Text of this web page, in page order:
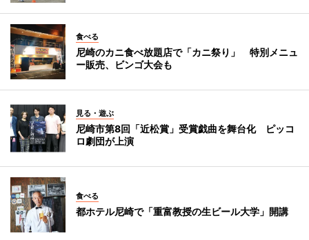
食べる
尼崎のカニ食べ放題店で「カニ祭り」 特別メニュ
ー販売、ビンゴ大会も
見る・遊ぶ
尼崎市第8回「近松賞」受賞戯曲を舞台化 ピッコ
ロ劇団が上演
食べる
都ホテル尼崎で「重富教授の生ビール大学」開講